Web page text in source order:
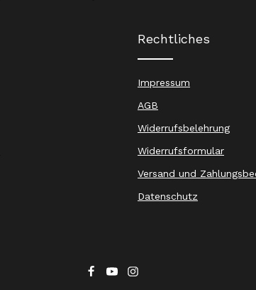
Rechtliches
Impressum
AGB
Widerrufsbelehrung
Widerrufsformular
Versand und
Datenschutz